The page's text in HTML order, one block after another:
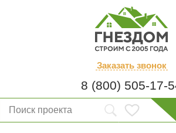
Заказать звонок
8 (800) 505-17-